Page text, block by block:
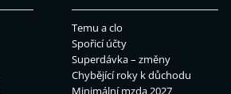
Temu a clo
Spořicí účty
Superdávka – změny
Chybějící roky k důchodu
Minimální mzda 2027